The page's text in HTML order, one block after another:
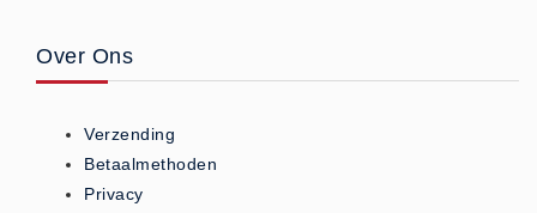
Over Ons
Verzending
Betaalmethoden
Privacy